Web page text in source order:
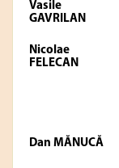
Vasile
GAVRILAN
Nicolae
FELECAN
Dan MĂNUCĂ